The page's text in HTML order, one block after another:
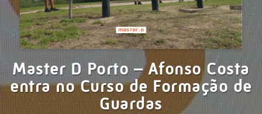
Master D Porto – Afonso Costa
entra no Curso de Formação de
Guardas